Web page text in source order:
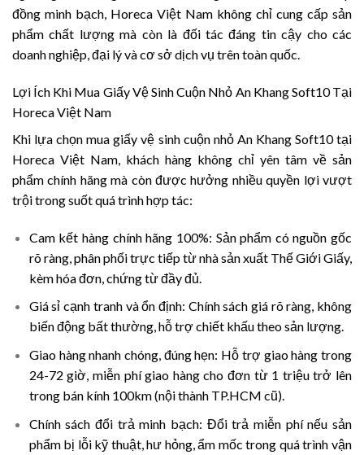
đồng minh bạch, Horeca Việt Nam không chỉ cung cấp sản
phẩm chất lượng mà còn là đối tác đáng tin cậy cho các
doanh nghiệp, đại lý và cơ sở dịch vụ trên toàn quốc.
Lợi Ích Khi Mua Giấy Vệ Sinh Cuộn Nhỏ An Khang Soft10 Tại
Horeca Việt Nam
Khi lựa chọn mua giấy vệ sinh cuộn nhỏ An Khang Soft10 tại
Horeca Việt Nam, khách hàng không chỉ yên tâm về sản
phẩm chính hãng mà còn được hưởng nhiều quyền lợi vượt
trội trong suốt quá trình hợp tác:
Cam kết hàng chính hãng 100%: Sản phẩm có nguồn gốc
rõ ràng, phân phối trực tiếp từ nhà sản xuất Thế Giới Giấy,
kèm hóa đơn, chứng từ đầy đủ.
Giá sỉ cạnh tranh và ổn định: Chính sách giá rõ ràng, không
biến động bất thường, hỗ trợ chiết khấu theo sản lượng.
Giao hàng nhanh chóng, đúng hẹn: Hỗ trợ giao hàng trong
24-72 giờ, miễn phí giao hàng cho đơn từ 1 triệu trở lên
trong bán kính 100km (nội thành TP.HCM cũ).
Chính sách đổi trả minh bạch: Đổi trả miễn phí nếu sản
phẩm bị lỗi kỹ thuật, hư hỏng, ẩm mốc trong quá trình vận